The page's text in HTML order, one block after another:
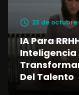
23 de octubre
IA Para
Del Talento